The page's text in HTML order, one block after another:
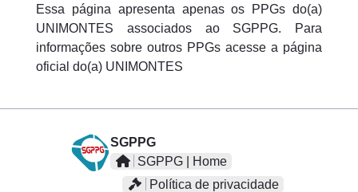
Essa página apresenta apenas os PPGs do(a)
UNIMONTES associados ao SGPPG. Para
informações sobre outros PPGs acesse a página
oficial do(a) UNIMONTES
SGPPG
SGPPG | Home
Política de privacidade